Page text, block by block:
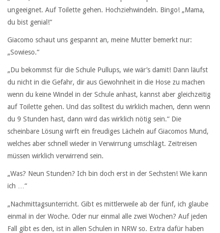
ungeeignet. Auf Toilette gehen. Hochziehwindeln. Bingo! „Mama,
du bist genial!“
Giacomo schaut uns gespannt an, meine Mutter bemerkt nur:
„Sowieso.“
„Du bekommst für die Schule Pullups, wie wär’s damit! Dann läufst
du nicht in die Gefahr, dir aus Gewohnheit in die Hose zu machen
wenn du keine Windel in der Schule anhast, kannst aber gleichzeitig
auf Toilette gehen. Und das solltest du wirklich machen, denn wenn
du 9 Stunden hast, dann wird das wirklich nötig sein.“ Die
scheinbare Lösung wirft ein freudiges Lächeln auf Giacomos Mund,
welches aber schnell wieder in Verwirrung umschlägt. Zeitreisen
müssen wirklich verwirrend sein.
„Was? Neun Stunden? Ich bin doch erst in der Sechsten! Wie kann
ich …“
„Nachmittagsunterricht. Gibt es mittlerweile ab der fünf, ich glaube
einmal in der Woche. Oder nur einmal alle zwei Wochen? Auf jeden
Fall gibt es den, ist in allen Schulen in NRW so. Extra dafür haben